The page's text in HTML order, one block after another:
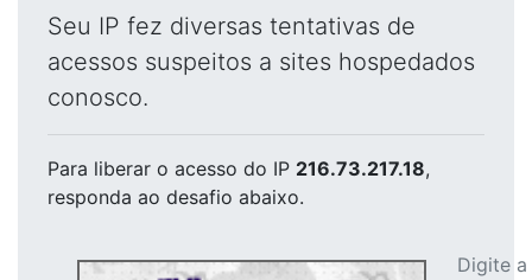
Seu IP fez diversas tentativas de
acessos suspeitos a sites hospedados
conosco.
Para liberar o acesso do IP 216.73.217.18,
responda ao desafio abaixo.
Digite